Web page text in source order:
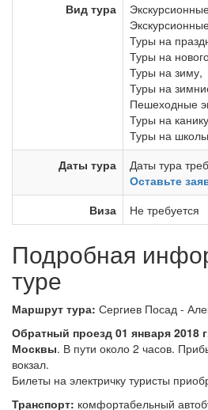
Вид тура
Туры на
Туры на
Туры на зиму,
Туры на
Пешеходные
Туры на
Туры на
Даты тура
Даты тура
Оставьте
Виза
Не требуется
Подробная
туре
Маршрут тура: Сергиев Посад -
Обратный проезд 01 января 2018
Москвы. В пути около 2 часов.
вокзал.
Билеты на электричку туристы
Транспорт: комфортабельный